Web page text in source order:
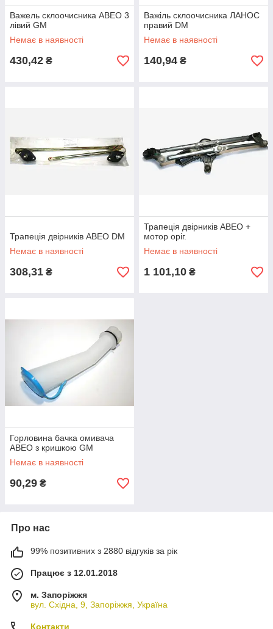
Важель склоочисника АВЕО 3
лівий GM
Немає в наявності
430,42 ₴
Важіль склоочисника ЛАНОС
правий DM
Немає в наявності
140,94 ₴
Трапеція двірників АВЕО DM
Немає в наявності
308,31 ₴
Трапеція двірників АВЕО +
мотор оріг.
Немає в наявності
1 101,10 ₴
Горловина бачка омивача
АВЕО з кришкою GM
Немає в наявності
90,29 ₴
Про нас
99% позитивних з 2880 відгуків за рік
Працює з 12.01.2018
м. Запоріжжя
вул. Східна, 9, Запоріжжя, Україна
Контакти